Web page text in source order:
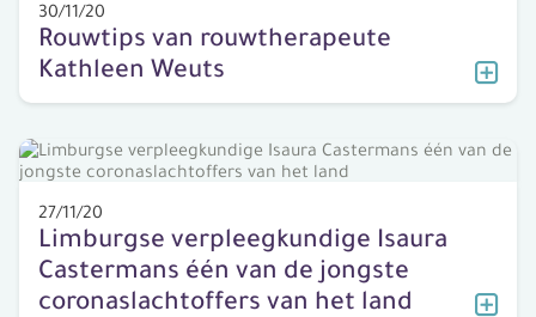
30/11/20
Rouwtips van rouwtherapeute
Kathleen Weuts
27/11/20
Limburgse verpleegkundige Isaura
Castermans één van de jongste
coronaslachtoffers van het land